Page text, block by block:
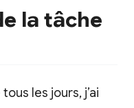
la tâche
les jours, j’ai